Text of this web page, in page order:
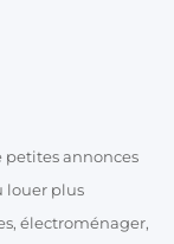
annonces
louer plus
électroménager,